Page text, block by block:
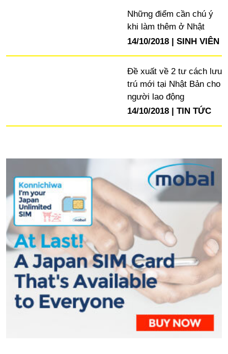
Những điểm cần chú ý
khi làm thêm ở Nhật
14/10/2018
SINH VIÊN
Đề xuất về 2 tư cách lưu
trú mới tại Nhật Bản cho
người lao động
14/10/2018
TIN TỨC